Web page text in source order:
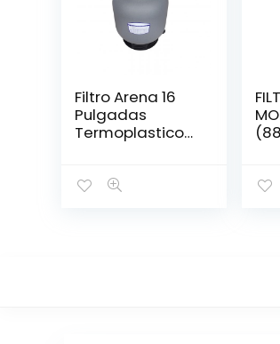
Filtro Arena 16
Pulgadas
Termoplastico